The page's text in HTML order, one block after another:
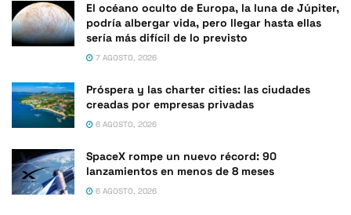
El océano oculto de Europa, la luna de Júpiter,
podría albergar vida, pero llegar hasta ellas
sería más difícil de lo previsto
7 AGOSTO, 2026
Próspera y las charter cities: las ciudades
creadas por empresas privadas
6 AGOSTO, 2026
SpaceX rompe un nuevo récord: 90
lanzamientos en menos de 8 meses
6 AGOSTO, 2026